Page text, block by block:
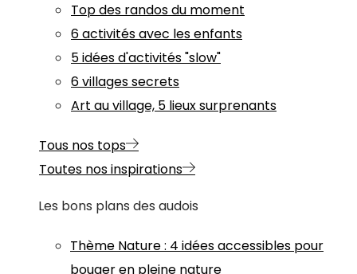
Top des randos du moment
6 activités avec les enfants
5 idées d'activités "slow"
6 villages secrets
Art au village, 5 lieux surprenants
Tous nos tops
Toutes nos inspirations
Les bons plans des audois
Thème Nature: 4 idées accessibles pour
bouger en pleine nature